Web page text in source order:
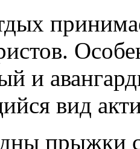
и
вид
прыжки